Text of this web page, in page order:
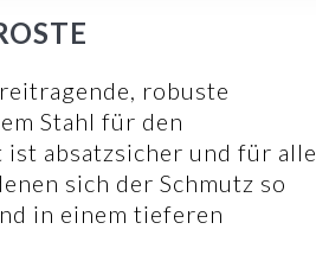
robuste
Stahl für den
absatzsicher und für alle
sich der Schmutz so
in einem tieferen